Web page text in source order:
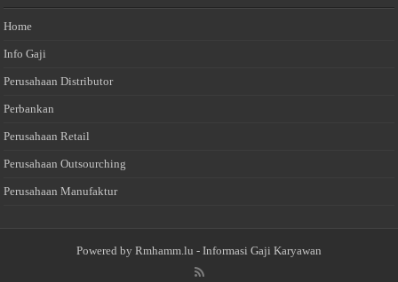
Home
Info Gaji
Perusahaan Distributor
Perbankan
Perusahaan Retail
Perusahaan Outsourching
Perusahaan Manufaktur
Powered by Rmhamm.lu - Informasi Gaji Karyawan